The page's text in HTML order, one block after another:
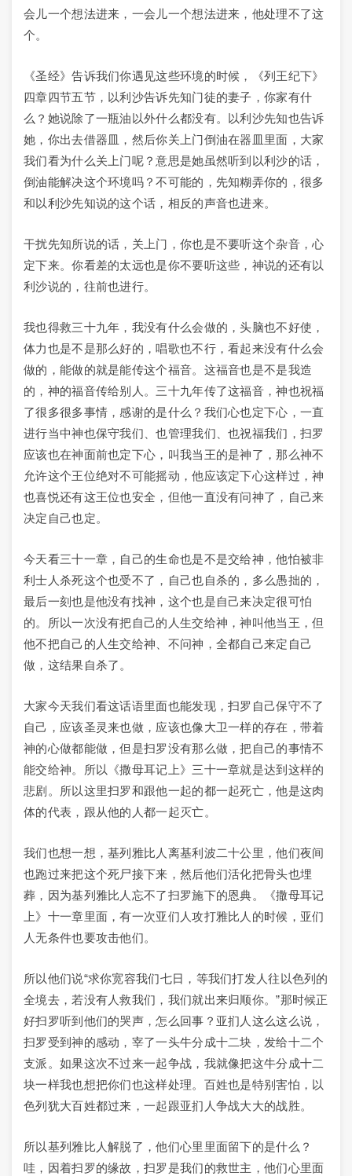
会儿一个想法进来，一会儿一个想法进来，他处理不了这
个。
《圣经》告诉我们你遇见这些环境的时候，《列王纪下》
四章四节五节，以利沙告诉先知门徒的妻子，你家有什
么？她说除了一瓶油以外什么都没有。以利沙先知也告诉
她，你出去借器皿，然后你关上门倒油在器皿里面，大家
我们看为什么关上门呢？意思是她虽然听到以利沙的话，
倒油能解决这个环境吗？不可能的，先知糊弄你的，很多
和以利沙先知说的这个话，相反的声音也进来。
干扰先知所说的话，关上门，你也是不要听这个杂音，心
定下来。你看差的太远也是你不要听这些，神说的还有以
利沙说的，往前也进行。
我也得救三十九年，我没有什么会做的，头脑也不好使，
体力也是不是那么好的，唱歌也不行，看起来没有什么会
做的，能做的就是能传这个福音。这福音也是不是我造
的，神的福音传给别人。三十九年传了这福音，神也祝福
了很多很多事情，感谢的是什么？我们心也定下心，一直
进行当中神也保守我们、也管理我们、也祝福我们，扫罗
应该也在神面前也定下心，叫我当王的是神了，那么神不
允许这个王位绝对不可能摇动，他应该定下心这样过，神
也喜悦还有这王位也安全，但他一直没有问神了，自己来
决定自己也定。
今天看三十一章，自己的生命也是不是交给神，他怕被非
利士人杀死这个也受不了，自己也自杀的，多么愚拙的，
最后一刻也是他没有找神，这个也是自己来决定很可怕
的。所以一次没有把自己的人生交给神，神叫他当王，但
他不把自己的人生交给神、不问神，全都自己来定自己
做，这结果自杀了。
大家今天我们看这话语里面也能发现，扫罗自己保守不了
自己，应该圣灵来也做，应该也像大卫一样的存在，带着
神的心做都能做，但是扫罗没有那么做，把自己的事情不
能交给神。所以《撒母耳记上》三十一章就是达到这样的
悲剧。所以这里扫罗和跟他一起的都一起死亡，他是这肉
体的代表，跟从他的人都一起灭亡。
我们也想一想，基列雅比人离基利波二十公里，他们夜间
也跑过来把这个死尸接下来，然后他们活化把骨头也埋
葬，因为基列雅比人忘不了扫罗施下的恩典。《撒母耳记
上》十一章里面，有一次亚们人攻打雅比人的时候，亚们
人无条件也要攻击他们。
所以他们说“求你宽容我们七日，等我们打发人往以色列的
全境去，若没有人救我们，我们就出来归顺你。”那时候正
好扫罗听到他们的哭声，怎么回事？亚扪人这么这么说，
扫罗受到神的感动，宰了一头牛分成十二块，发给十二个
支派。如果这次不过来一起争战，我就像把这牛分成十二
块一样我也想把你们也这样处理。百姓也是特别害怕，以
色列犹大百姓都过来，一起跟亚扪人争战大大的战胜。
所以基列雅比人解脱了，他们心里里面留下的是什么？
哇，因着扫罗的缘故，扫罗是我们的救世主，他们心里面